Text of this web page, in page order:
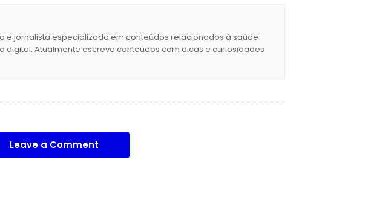
e jornalista especializada em conteúdos relacionados à saúde
digital. Atualmente escreve conteúdos com dicas e curiosidades
Leave a Comment